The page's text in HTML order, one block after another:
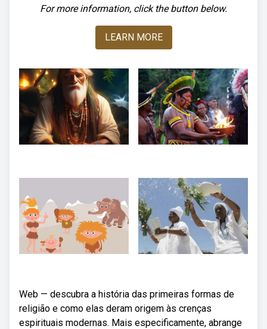
For more information, click the button below.
LEARN MORE
Web — descubra a história das primeiras formas de
religião e como elas deram origem às crenças
espirituais modernas. Mais especificamente, abrange